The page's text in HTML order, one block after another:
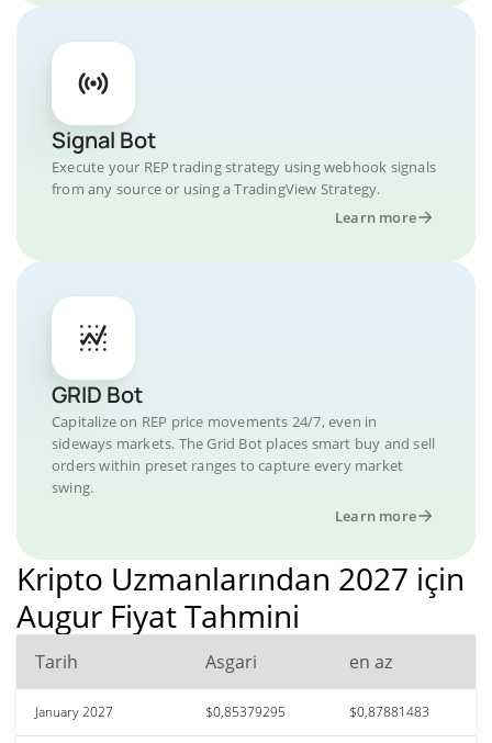
Signal Bot
Execute your REP trading strategy using webhook signals
from any source or using a TradingView Strategy.
Learn more
GRID Bot
Capitalize on REP price movements 24/7, even in
sideways markets. The Grid Bot places smart buy and sell
orders within preset ranges to capture every market
swing.
Learn more
Kripto Uzmanlarından 2027 için
Augur Fiyat Tahmini
Tarih Asgari en az
January 2027 $0,85379295 $0,87881483